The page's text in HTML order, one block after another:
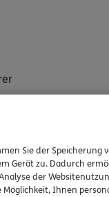
Daten
gesetzlichen
Sie der Speicherung
Gerät zu. Dadurch
der
Ihnen